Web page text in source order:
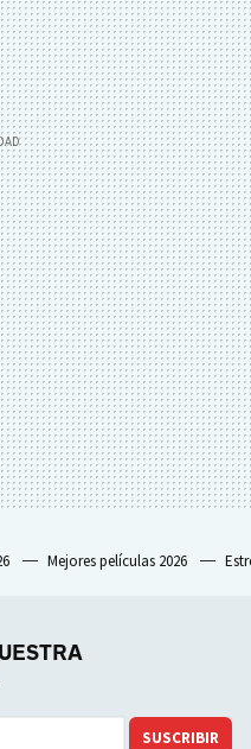
Mejores películas 2026
SUSCRIBIR